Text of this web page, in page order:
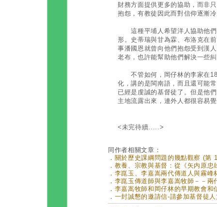
財務方面提供更多的協助，而非
抱怨，有教徒因此而對信仰逐漸
這種平埔人希望洋人協助他們
形。史蒂瑞與甘為霖、布洛克在
事潘國恩就曾向他們抱怨受到漢
老布，也許能幫助他們解決一些
不管如何，岡仔林的李家在
化，講的是閩南語，而且還可能
已經是虔誠的基督徒了。但是他
主地流露出來，連外人都很容易
<未完待續.....>
同作者相關文章：
． 關於歷史課綱問題的幾點觀察 (第
． 教養、宗教與基督：從《矢内原
． 李崑玉、李嘉嵩兩代傳道人與霧
． 李崑玉傳道師與李嘉嵩牧師－－
． 李嘉嵩牧師和岡仔林的早期教會和
． 一封誠懇的邀請信-請參加基督徒